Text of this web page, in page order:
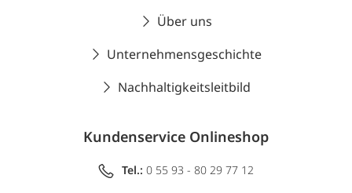
Über uns
Unternehmensgeschichte
Nachhaltigkeitsleitbild
Kundenservice Onlineshop
Tel.: 0 55 93 - 80 29 77 12